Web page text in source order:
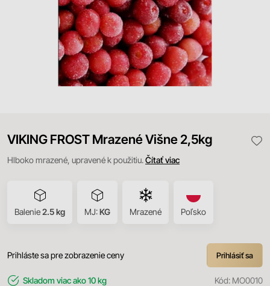
VIKING FROST Mrazené Višne 2,5kg
Hlboko mrazené, upravené k použitiu.Čítať viac
Balenie2.5 kg MJ:KG Mrazené Poľsko
Prihláste sa pre zobrazenie ceny Prihlásiť sa
Skladom viac ako 10 kg Kód: MO0010